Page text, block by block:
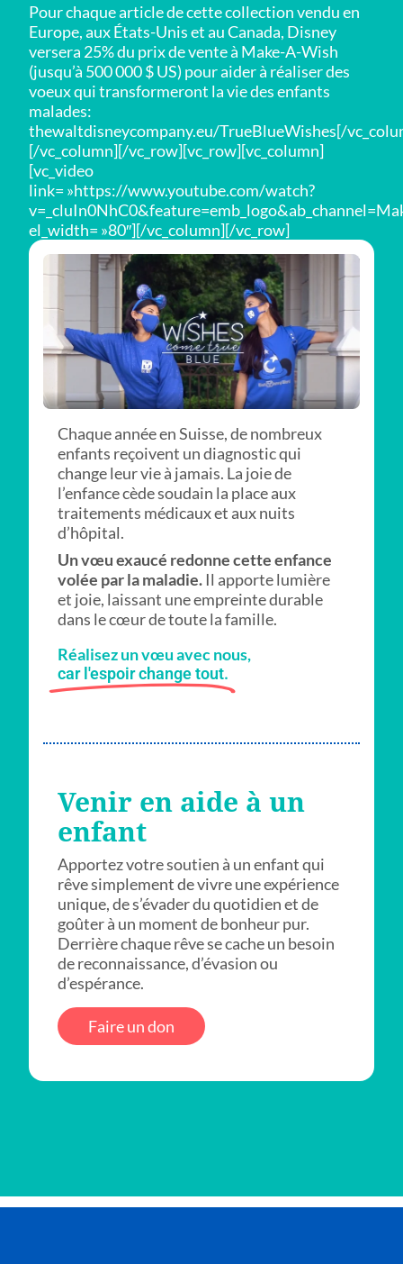
Pour chaque article de cette collection vendu en
Europe, aux États-Unis et au Canada, Disney
versera 25% du prix de vente à Make-A-Wish
(jusqu’à 500 000 $ US) pour aider à réaliser des
voeux qui transformeront la vie des enfants
malades:
thewaltdisneycompany.eu/TrueBlueWishes[/
[/vc_column][/vc_row][vc_row][vc_column]
[vc_video
link= »https://www.youtube.com/watch?
el_width= »80″][/vc_column][/vc_row]
Chaque année en Suisse, de nombreux
enfants reçoivent un diagnostic qui
change leur vie à jamais. La joie de
l’enfance cède soudain la place aux
traitements médicaux et aux nuits
d’hôpital.
Un vœu exaucé redonne cette enfance
volée par la maladie. Il apporte lumière
et joie, laissant une empreinte durable
dans le cœur de toute la famille.
Réalisez un vœu avec nous,
car l'espoir change tout.
Venir en aide à un
enfant
Apportez votre soutien à un enfant qui
rêve simplement de vivre une expérience
unique, de s’évader du quotidien et de
goûter à un moment de bonheur pur.
Derrière chaque rêve se cache un besoin
de reconnaissance, d’évasion ou
d’espérance.
Faire un don